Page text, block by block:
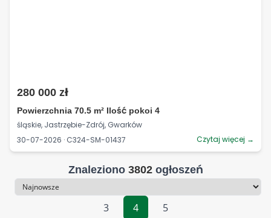
280 000 zł
Powierzchnia 70.5 m² Ilość pokoi 4
śląskie, Jastrzębie-Zdrój, Gwarków
30-07-2026 · C324-SM-01437
Czytaj więcej →
Znaleziono 3802ogłoszeń
Sortowanie
3
4 5